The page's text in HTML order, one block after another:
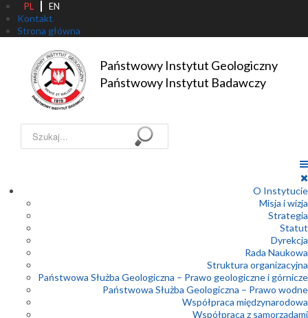
PL EN
Kontakt
Strona główna
Państwowy Instytut Geologiczny
Państwowy Instytut Badawczy
Szukaj...
O Instytucie
Misja i wizja
Strategia
Statut
Dyrekcja
Rada Naukowa
Struktura organizacyjna
Państwowa Służba Geologiczna – Prawo geologiczne i górnicze
Państwowa Służba Geologiczna – Prawo wodne
Współpraca międzynarodowa
Współpraca z samorządami